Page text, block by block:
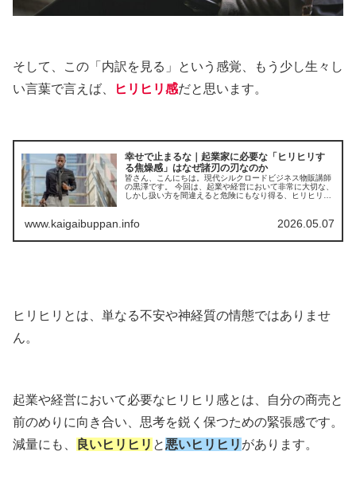
そして、この「内訳を見る」という感覚、もう少し生々し
い言葉で言えば、
ヒリヒリ感だと思います。
幸せで止まるな｜起業家に必要な「ヒリヒリす
る焦燥感」はなぜ諸刃の刃なのか
皆さん、こんにちは。現代シルクロードビジネス物販講師
の黒澤です。 今回は、起業や経営において非常に大切な、
しかし扱い方を間違えると危険にもなり得る、ヒリヒリす
www.kaigaibuppan.info 2026.05.07
ヒリヒリとは、単なる不安や神経質の情態ではありませ
ん。
起業や経営において必要なヒリヒリ感とは、自分の商売と
前のめりに向き合い、思考を鋭く保つための緊張感です。
減量にも、
良いヒリヒリ と 悪いヒリヒリ があります。